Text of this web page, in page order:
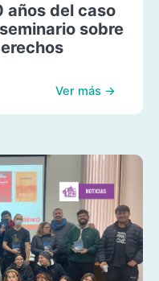
años del caso
sobre
Ver más →